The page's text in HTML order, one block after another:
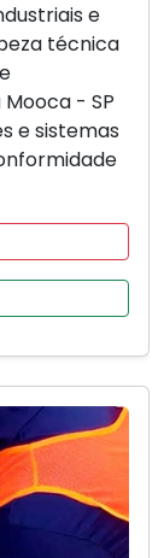
e
técnica
- SP
e sistemas